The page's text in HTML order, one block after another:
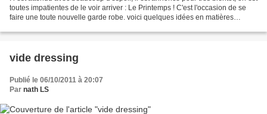
toutes impatientes de le voir arriver : Le Printemps ! C'est l'occasion de se
faire une toute nouvelle garde robe. voici quelques idées en matières
vide dressing
Publié le 06/10/2011 à 20:07
Par nath LS